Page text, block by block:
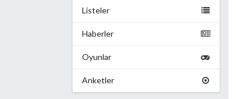
Listeler
Haberler
Oyunlar
Anketler